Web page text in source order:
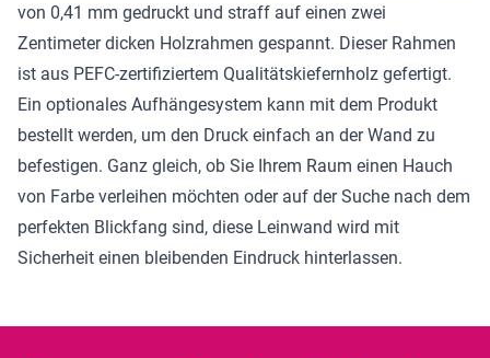
von 0,41 mm gedruckt und straff auf einen zwei
Zentimeter dicken Holzrahmen gespannt. Dieser Rahmen
ist aus PEFC-zertifiziertem Qualitätskiefernholz gefertigt.
Ein optionales Aufhängesystem kann mit dem Produkt
bestellt werden, um den Druck einfach an der Wand zu
befestigen. Ganz gleich, ob Sie Ihrem Raum einen Hauch
von Farbe verleihen möchten oder auf der Suche nach dem
perfekten Blickfang sind, diese Leinwand wird mit
Sicherheit einen bleibenden Eindruck hinterlassen.